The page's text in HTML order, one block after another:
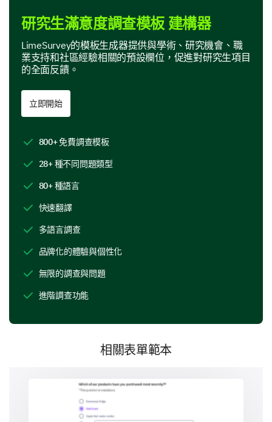
我們來討論您對這些的經驗。
您在課程中參加了任何研究項目嗎？
您能簡要描述提供給您的研究機會嗎？
請評價您大學設施的以下方面：
(1 - 非常差，2，3，4，5 - 一般，6，7，8，
9，10 - 優秀)
1 2
職業支持與指導
研究生滿意度調查模板 建構器
LimeSurvey的模板生成器提供與學術、研究機會、職
業支持和社區經驗相關的預設欄位，促進對研究生項目
的全面反饋。
立即開始
800+ 免費調查模板
28+ 種不同問題類型
80+ 種語言
快速翻譯
多語言調查
品牌化的體驗與個性化
無限的調查與問題
進階調查功能
相關表單範本